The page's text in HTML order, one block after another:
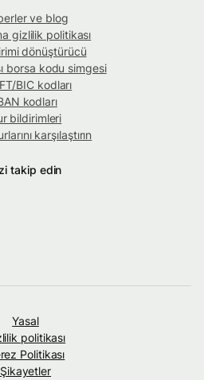
ve blog
gizlilik politikası
dönüştürücü
borsa kodu simgesi
BIC kodları
kodları
bildirimleri
karşılaştırın
takip edin
Yasal
politikası
Politikası
Şikayetler